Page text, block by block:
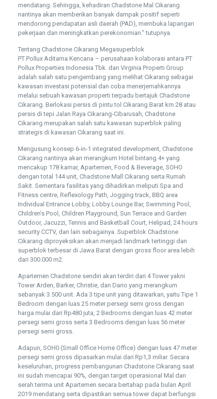
mendatang. Sehingga, kehadiran Chadstone Mal Cikarang
nantinya akan memberikan banyak dampak positif seperti
mendorong pendapatan asli daerah (PAD), membuka lapangan
pekerjaan dan meningkatkan perekonomian.” tutupnya.
Tentang Chadstone Cikarang Megasuperblok
PT Pollux Aditama Kencana – perusahaan kolaborasi antara PT
Pollux Properties Indonesia Tbk. dan Virginia Properti Group
adalah salah satu pengembang yang melihat Cikarang sebagai
kawasan investasi potensial dan coba menerjemahkannya
melalui sebuah kawasan properti terpadu bertajuk Chadstone
Cikarang. Berlokasi persis di pintu tol Cikarang Barat km 28 atau
persis di tepi Jalan Raya Cikarang-Cibarusah, Chadstone
Cikarang merupakan salah satu kawasan superblok paling
strategis di kawasan Cikarang saat ini.
Mengusung konsep 6-in-1 integrated development, Chadstone
Cikarang nantinya akan merangkum Hotel bintang 4+ yang
mencakup 178 kamar, Apartemen, Food & Beverage, SOHO
dengan total 144 unit, Chadstone Mall Cikarang serta Rumah
Sakit. Sementara fasilitas yang dihadirkan meliputi Spa and
Fitness centre, Reflexology Path, Jogging track, BBQ area
Individual Entrance Lobby, Lobby Lounge Bar, Swimming Pool,
Children’s Pool, Children Playground, Sun Terrace and Garden
Outdoor, Jacuzzi, Tennis and Basketball Court, Helipad, 24 hours
security CCTV, dan lain sebagainya. Superblok Chadstone
Cikarang diproyeksikan akan menjadi landmark tertinggi dan
superblok terbesar di Jawa Barat dengan gross floor area lebih
dari 300.000 m2.
Apartemen Chadstone sendiri akan terdiri dari 4 Tower yakni
Tower Arden, Barker, Christie, dan Dario yang merangkum
sebanyak 3.500 unit. Ada 3 tipe unit yang ditawarkan, yaitu Tipe 1
Bedroom dengan luas 25 meter persegi semi gross dengan
harga mulai dari Rp480 juta, 2 Bedrooms dengan luas 42 meter
persegi semi gross serta 3 Bedrooms dengan luas 56 meter
persegi semi gross.
Adapun, SOH0 (Small Office Home Office) dengan luas 47 meter
persegi semi gross dipasarkan mulai dari Rp1,3 miliar. Secara
keseluruhan, progress pembangunan Chadstone Cikarang saat
ini sudah mencapai 90%, dengan target operasional Mal dan
serah terima unit Apartemen secara bertahap pada bulan April
2019 mendatang serta dipastikan semua tower dapat berfungsi